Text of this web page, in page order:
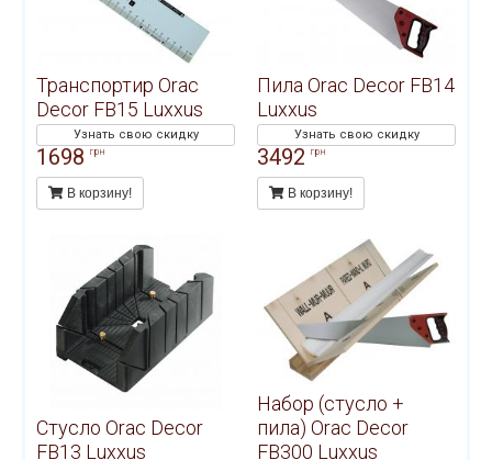
Транспортир Orac
Decor FB15 Luxxus
Узнать свою скидку
1698 грн
В корзину!
Пила Orac Decor FB14
Luxxus
Узнать свою скидку
3492 грн
В корзину!
Стусло Orac Decor
FB13 Luxxus
Набор (стусло +
пила) Orac Decor
FB300 Luxxus